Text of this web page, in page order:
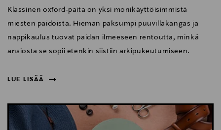
Klassinen oxford-paita on yksi monikäyttöisimmistä
miesten paidoista. Hieman paksumpi puuvillakangas ja
nappikaulus tuovat paidan ilmeeseen rentoutta, minkä
ansiosta se sopii etenkin siistiin arkipukeutumiseen.
LUE LISÄÄ
LUE LISÄÄ